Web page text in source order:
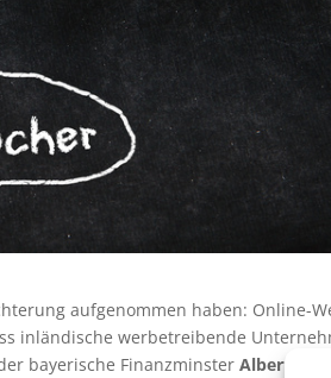
aufgenommen haben: Online-
inländische werbetreibende
bayerische FinanzminsterAlbert